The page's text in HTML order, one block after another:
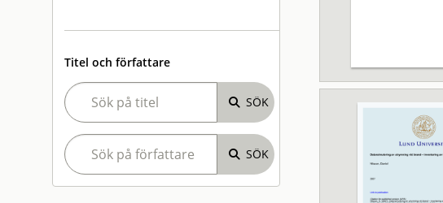
Titel och författare